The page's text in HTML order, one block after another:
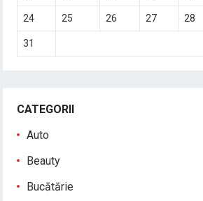
24 25 26 27 28
31
CATEGORII
Auto
Beauty
Bucătărie